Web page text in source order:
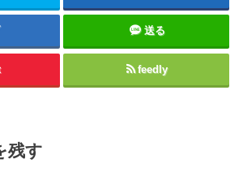
送る
feedly
残す